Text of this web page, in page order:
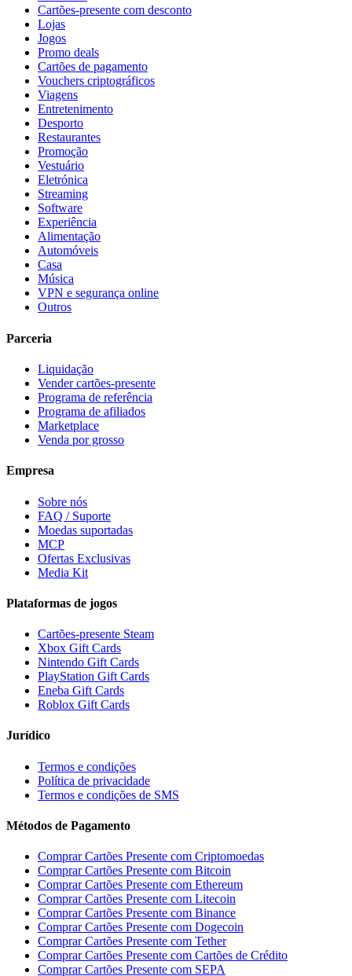
Cartões-presente com desconto
Lojas
Jogos
Promo deals
Cartões de pagamento
Vouchers criptográficos
Viagens
Entretenimento
Desporto
Restaurantes
Promoção
Vestuário
Eletrónica
Streaming
Software
Experiência
Alimentação
Automóveis
Casa
Música
VPN e segurança online
Outros
Parceria
Liquidação
Vender cartões-presente
Programa de referência
Programa de afiliados
Marketplace
Venda por grosso
Empresa
Sobre nós
FAQ / Suporte
Moedas suportadas
MCP
Ofertas Exclusivas
Media Kit
Plataformas de jogos
Cartões-presente Steam
Xbox Gift Cards
Nintendo Gift Cards
PlayStation Gift Cards
Eneba Gift Cards
Roblox Gift Cards
Jurídico
Termos e condições
Política de privacidade
Termos e condições de SMS
Métodos de Pagamento
Comprar Cartões Presente com Criptomoedas
Comprar Cartões Presente com Bitcoin
Comprar Cartões Presente com Ethereum
Comprar Cartões Presente com Litecoin
Comprar Cartões Presente com Binance
Comprar Cartões Presente com Dogecoin
Comprar Cartões Presente com Tether
Comprar Cartões Presente com Cartões de Crédito
Comprar Cartões Presente com SEPA